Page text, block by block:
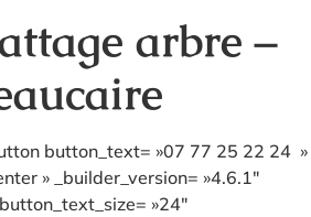
arbre –
button_text= »07 77 25 22 24 »
» _builder_version= »4.6.1″
»24″